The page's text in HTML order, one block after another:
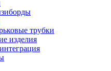
трубки
изделия